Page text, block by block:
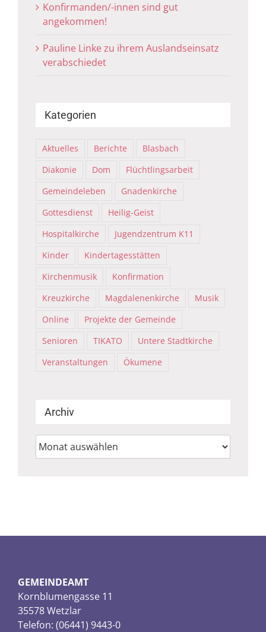
Konfirmanden/-innen sind gut
angekommen!
Pauline Linke zu ihrem Auslandseinsatz
verabschiedet
Kategorien
Aktuelles Berichte
Blasbach
Diakonie
Dom
Flüchtlingsarbeit
Gemeindeleben
Gnadenkirche
Gottesdienst
Heilig-Geist
Hospitalkirche
Jugendzentrum K11
Kinder
Kindertagesstätten
Kirchenmusik
Konfirmation
Kreuzkirche
Magdalenenkirche
Musik
Online
Projekte der Gemeinde
Senioren
TIKATO
Untere Stadtkirche
Veranstaltungen
Ökumene
Archiv
Archiv
GEMEINDEAMT
Kornblumengasse 11
35578 Wetzlar
Telefon: (06441) 9443-0